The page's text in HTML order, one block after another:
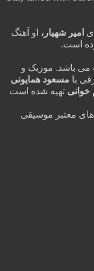
امیر شهیار، او آهنگ
است.
می باشد. موزیک و
با مسعود همایونی
خوانی تهیه شده است
معتبر موسیقی